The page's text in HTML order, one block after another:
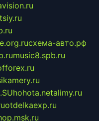
схема-авто.рф
music8.spb.ru
hohota.netalimy.ru
otdelkaexp.ru